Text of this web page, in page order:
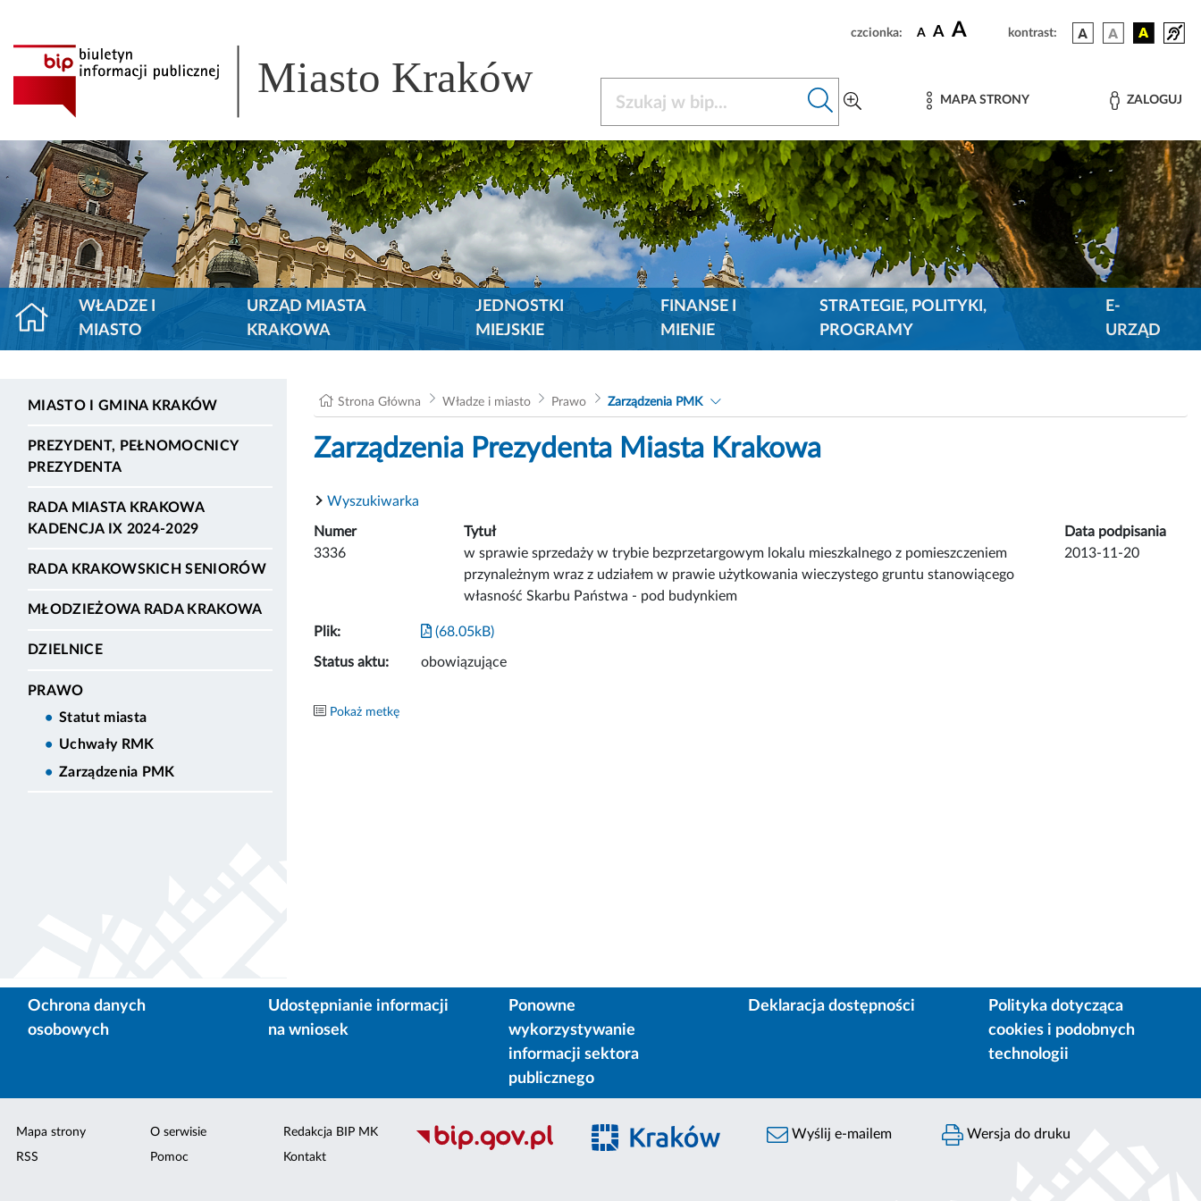
czcionka: A A A kontrast:
Miasto Kraków MAPA STRONY ZALOGUJ
WŁADZE I
MIASTO
URZĄD MIASTA
KRAKOWA
JEDNOSTKI
MIEJSKIE
FINANSE I
MIENIE
STRATEGIE, POLITYKI,
PROGRAMY
E-
URZĄD
MIASTO I GMINA KRAKÓW
PREZYDENT, PEŁNOMOCNICY
PREZYDENTA
RADA MIASTA KRAKOWA
KADENCJA IX 2024-2029
RADA KRAKOWSKICH SENIORÓW
MŁODZIEŻOWA RADA KRAKOWA
DZIELNICE
PRAWO
Statut miasta
Uchwały RMK
Zarządzenia PMK
Strona Główna Władze i miasto Prawo Zarządzenia PMK
Zarządzenia Prezydenta Miasta Krakowa
Wyszukiwarka
Numer Tytuł
Data podpisania
3336
w sprawie sprzedaży w trybie bezprzetargowym lokalu mieszkalnego z pomieszczeniem
przynależnym wraz z udziałem w prawie użytkowania wieczystego gruntu stanowiącego
własność Skarbu Państwa - pod budynkiem
2013-11-20
Plik: (68.05kB)
Status aktu: obowiązujące
Pokaż metkę
Ochrona danych
osobowych
Udostępnianie informacji
na wniosek
Ponowne
wykorzystywanie
informacji sektora
publicznego
Deklaracja dostępności
Polityka dotycząca
cookies i podobnych
technologii
Mapa strony
RSS
O serwisie
Pomoc
Redakcja BIP MK
Kontakt
Wyślij e-mailem Wersja do druku